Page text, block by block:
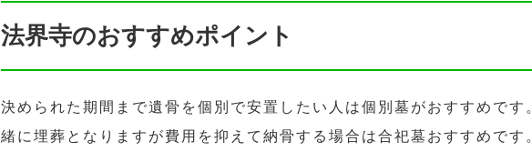
法界寺のおすすめポイント
決められた期間まで遺骨を個別で安置したい人は個別墓がおすすめです
緒に埋葬となりますが費用を抑えて納骨する場合は合祀墓おすすめです